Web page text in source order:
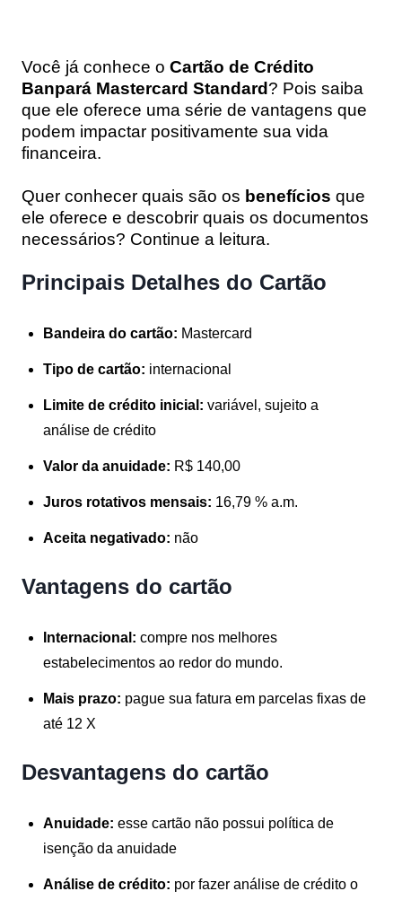
Você já conhece o Cartão de Crédito
Banpará Mastercard Standard? Pois saiba
que ele oferece uma série de vantagens que
podem impactar positivamente sua vida
financeira.
Quer conhecer quais são os benefícios que
ele oferece e descobrir quais os documentos
necessários? Continue a leitura.
Principais Detalhes do Cartão
Bandeira do cartão: Mastercard
Tipo de cartão: internacional
Limite de crédito inicial: variável, sujeito a
análise de crédito
Valor da anuidade: R$ 140,00
Juros rotativos mensais: 16,79 % a.m.
Aceita negativado: não
Vantagens do cartão
Internacional: compre nos melhores
estabelecimentos ao redor do mundo.
Mais prazo: pague sua fatura em parcelas fixas de
até 12 X
Desvantagens do cartão
Anuidade: esse cartão não possui política de
isenção da anuidade
Análise de crédito: por fazer análise de crédito o